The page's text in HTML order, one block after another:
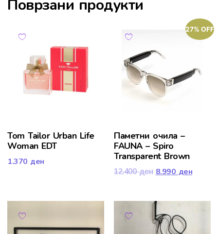
Поврзани продукти
Tom Tailor Urban Life
Woman EDT
1.370 ден
27% OFF
Паметни очила –
FAUNA – Spiro
Transparent Brown
12.400ден 8.990 ден